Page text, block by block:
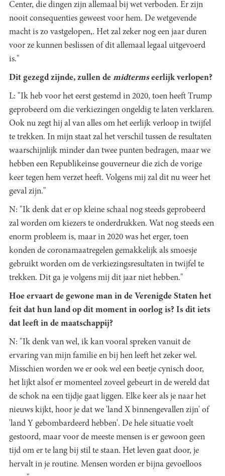
Center, die dingen zijn allemaal bij wet verboden. Er zijn
nooit consequenties geweest voor hem. De wetgevende
macht is zo vastgelopen,. Het zal zeker nog een jaar duren
voor ze kunnen beslissen of dit allemaal legaal uitgevoerd
is."
Dit gezegd zijnde, zullen de midtermseerlijk verlopen?
L: "Ik heb voor het eerst gestemd in 2020, toen heeft Trump
geprobeerd om die verkiezingen ongeldig te laten verklaren.
Ook nu zegt hij al van alles om het eerlijk verloop in twijfel
te trekken. In mijn staat zal het verschil tussen de resultaten
waarschijnlijk minder dan twee punten bedragen, maar we
hebben een Republikeinse gouverneur die zich de vorige
keer tegen hem verzet heeft. Volgens mij zal dit nu weer het
geval zijn."
N: "Ik denk dat er op kleine schaal nog steeds geprobeerd
zal worden om kiezers te onderdrukken. Wat nog steeds een
enorm probleem is, maar in 2020 was het erger, toen
konden de coronamaatregelen gemakkelijk als smoesje
gebruikt worden om de verkiezingsresultaten in twijfel te
trekken. Dit ga je volgens mij dit jaar niet hebben."
Hoe ervaart de gewone man in de Verenigde Staten het
feit dat hun land op dit moment in oorlog is? Is dit iets
dat leeft in de maatschappij?
N: "Ik denk van wel, ik kan vooral spreken vanuit de
ervaring van mijn familie en bij hen leeft het zeker wel.
Misschien worden we er ook wel een beetje cynisch door,
het lijkt alsof er momenteel zoveel gebeurt in de wereld dat
de schok na een tijdje gaat liggen. Elke keer als je naar het
nieuws kijkt, hoor je dat we 'land X binnengevallen zijn' of
'land Y gebombardeerd hebben'. De hele situatie voelt
gestoord, maar voor de meeste mensen is er gewoon geen
tijd om er te lang bij stil te staan. Het leven gaat door, je
hervalt in je routine. Mensen worden er bijna gevoelloos